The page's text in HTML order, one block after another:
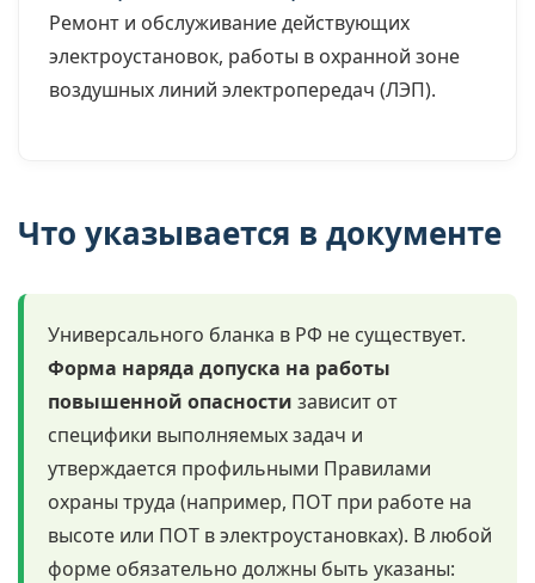
Ремонт и обслуживание действующих
электроустановок, работы в охранной зоне
воздушных линий электропередач (ЛЭП).
Что указывается в документе
Универсального бланка в РФ не существует.
Форма наряда допуска на работы
повышенной опасности зависит от
специфики выполняемых задач и
утверждается профильными Правилами
охраны труда (например, ПОТ при работе на
высоте или ПОТ в электроустановках). В любой
форме обязательно должны быть указаны: